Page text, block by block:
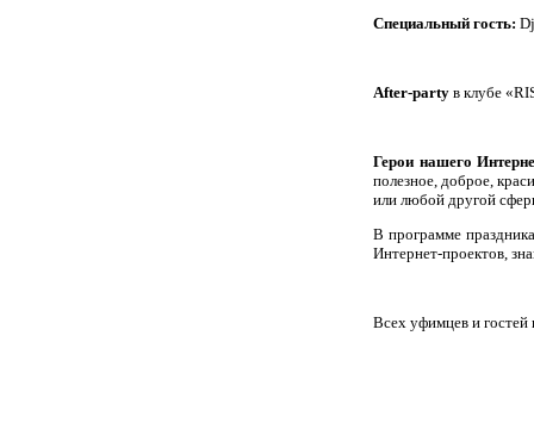
Специальный гость: Dj
After-party в клубе «
Герои нашего
полезное, доброе,
или любой другой
В программе
Интернет-проектов,
Всех уфимцев и